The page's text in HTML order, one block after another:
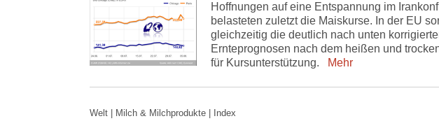
Hoffnungen auf eine Entspannung im
belasteten zuletzt die Maiskurse. In der EU
gleichzeitig die deutlich nach unten
Ernteprognosen nach dem heißen und
für Kursunterstützung.
Mehr
Welt | Milch & Milchprodukte | Index